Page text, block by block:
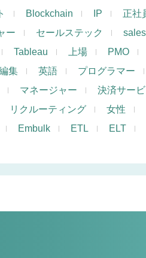
Blockchain IP 正社
ー セールステック
Tableau 上場 PMO
集 英語 プログラマー
マネージャー 決済サー
リクルーティング 女性
Embulk ETL ELT